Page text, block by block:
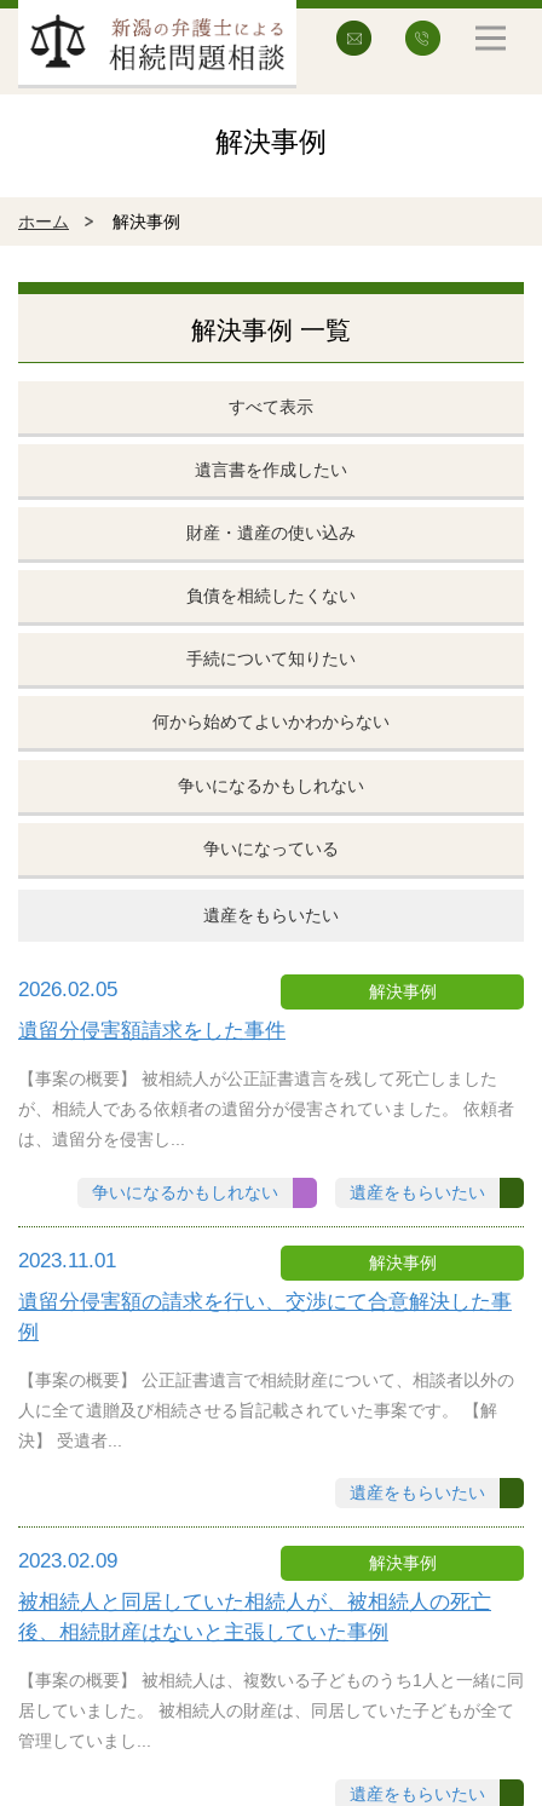
解決事例
ホーム 解決事例
解決事例 一覧
すべて表示
遺言書を作成したい
財産・遺産の使い込み
負債を相続したくない
手続について知りたい
何から始めてよいかわからない
争いになるかもしれない
争いになっている
遺産をもらいたい
2026.02.05 解決事例
遺留分侵害額請求をした事件
【事案の概要】 被相続人が公正証書遺言を残して死亡しました
が、相続人である依頼者の遺留分が侵害されていました。 依頼者
は、遺留分を侵害し...
争いになるかもしれない 遺産をもらいたい
2023.11.01 解決事例
遺留分侵害額の請求を行い、交渉にて合意解決した事
例
【事案の概要】 公正証書遺言で相続財産について、相談者以外の
人に全て遺贈及び相続させる旨記載されていた事案です。 【解
決】 受遺者...
遺産をもらいたい
2023.02.09 解決事例
被相続人と同居していた相続人が、被相続人の死亡
後、相続財産はないと主張していた事例
【事案の概要】 被相続人は、複数いる子どものうち1人と一緒に同
居していました。 被相続人の財産は、同居していた子どもが全て
管理していまし...
遺産をもらいたい